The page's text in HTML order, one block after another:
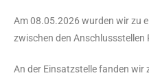
Am 08.05.2026 wurden wir zu
zwischen den Anschlussstellen
An der Einsatzstelle fanden wir